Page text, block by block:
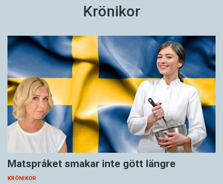
Krönikor
Matspråket smakar inte gött längre
KRÖNIKOR